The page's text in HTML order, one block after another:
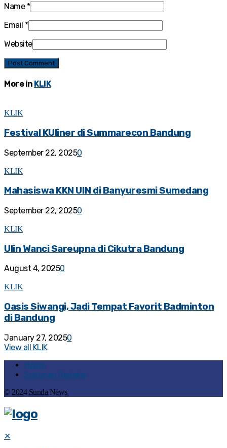
Name *
Email *
Website
More in KLIK
KLIK
Festival KUliner di Summarecon Bandung
September 22, 20250
KLIK
Mahasiswa KKN UIN di Banyuresmi Sumedang
September 22, 20250
KLIK
Ulin Wanci Sareupna di Cikutra Bandung
August 4, 20250
KLIK
Oasis Siwangi, Jadi Tempat Favorit Badminton
di Bandung
January 27, 20250
View all KLIK
Home
Susunan Redaksi
© 2024 Sunda News
✕